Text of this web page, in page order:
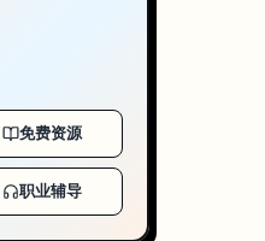
示，2023 年全球近 12 亿
一，女性同样面临更高的
机支持和自助资源。从
免费资源
职业辅导